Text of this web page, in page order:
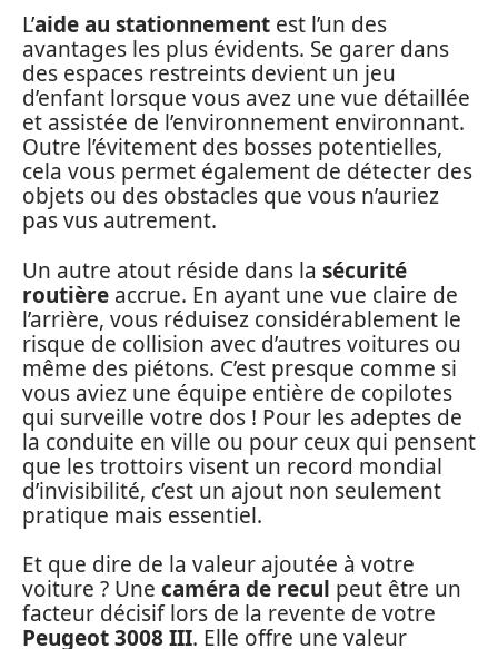
L’aide au stationnement est l’un des
avantages les plus évidents. Se garer dans
des espaces restreints devient un jeu
d’enfant lorsque vous avez une vue détaillée
et assistée de l’environnement environnant.
Outre l’évitement des bosses potentielles,
cela vous permet également de détecter des
objets ou des obstacles que vous n’auriez
pas vus autrement.
Un autre atout réside dans la sécurité
routière accrue. En ayant une vue claire de
l’arrière, vous réduisez considérablement le
risque de collision avec d’autres voitures ou
même des piétons. C’est presque comme si
vous aviez une équipe entière de copilotes
qui surveille votre dos ! Pour les adeptes de
la conduite en ville ou pour ceux qui pensent
que les trottoirs visent un record mondial
d’invisibilité, c’est un ajout non seulement
pratique mais essentiel.
Et que dire de la valeur ajoutée à votre
voiture ? Une caméra de recul peut être un
facteur décisif lors de la revente de votre
Peugeot 3008 III. Elle offre une valeur